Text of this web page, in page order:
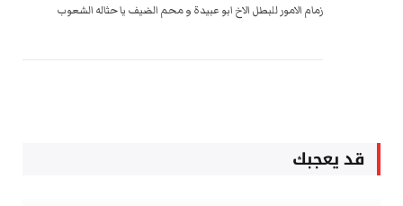
زمام الامور للبطل الاخ ابو عبيدة و محم الضيف يا حثاله الشعوب
قد يعجبك